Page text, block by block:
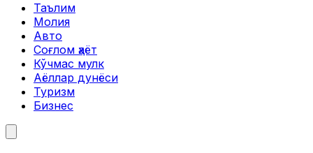
Таълим
Молия
Авто
Соғлом ҳаёт
Кўчмас мулк
Аёллар дунёси
Туризм
Бизнес